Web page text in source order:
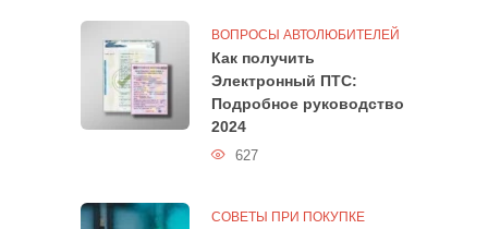
ВОПРОСЫ АВТОЛЮБИТЕЛЕЙ
Как получить
Электронный ПТС:
Подробное руководство
2024
627
СОВЕТЫ ПРИ ПОКУПКЕ